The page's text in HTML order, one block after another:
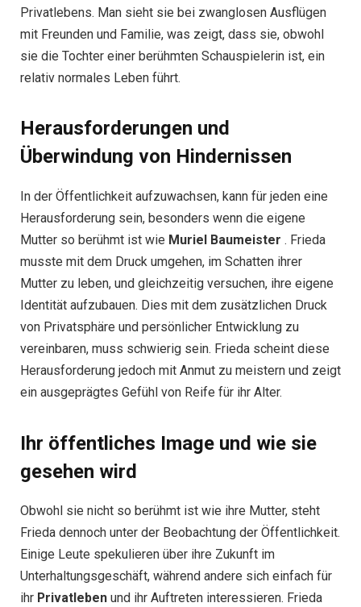
Privatlebens. Man sieht sie bei zwanglosen Ausflügen
mit Freunden und Familie, was zeigt, dass sie, obwohl
sie die Tochter einer berühmten Schauspielerin ist, ein
relativ normales Leben führt.
Herausforderungen und
Überwindung von Hindernissen
In der Öffentlichkeit aufzuwachsen, kann für jeden eine
Herausforderung sein, besonders wenn die eigene
Mutter so berühmt ist wie Muriel Baumeister . Frieda
musste mit dem Druck umgehen, im Schatten ihrer
Mutter zu leben, und gleichzeitig versuchen, ihre eigene
Identität aufzubauen. Dies mit dem zusätzlichen Druck
von Privatsphäre und persönlicher Entwicklung zu
vereinbaren, muss schwierig sein. Frieda scheint diese
Herausforderung jedoch mit Anmut zu meistern und zeigt
ein ausgeprägtes Gefühl von Reife für ihr Alter.
Ihr öffentliches Image und wie sie
gesehen wird
Obwohl sie nicht so berühmt ist wie ihre Mutter, steht
Frieda dennoch unter der Beobachtung der Öffentlichkeit.
Einige Leute spekulieren über ihre Zukunft im
Unterhaltungsgeschäft, während andere sich einfach für
ihr Privatleben und ihr Auftreten interessieren. Frieda